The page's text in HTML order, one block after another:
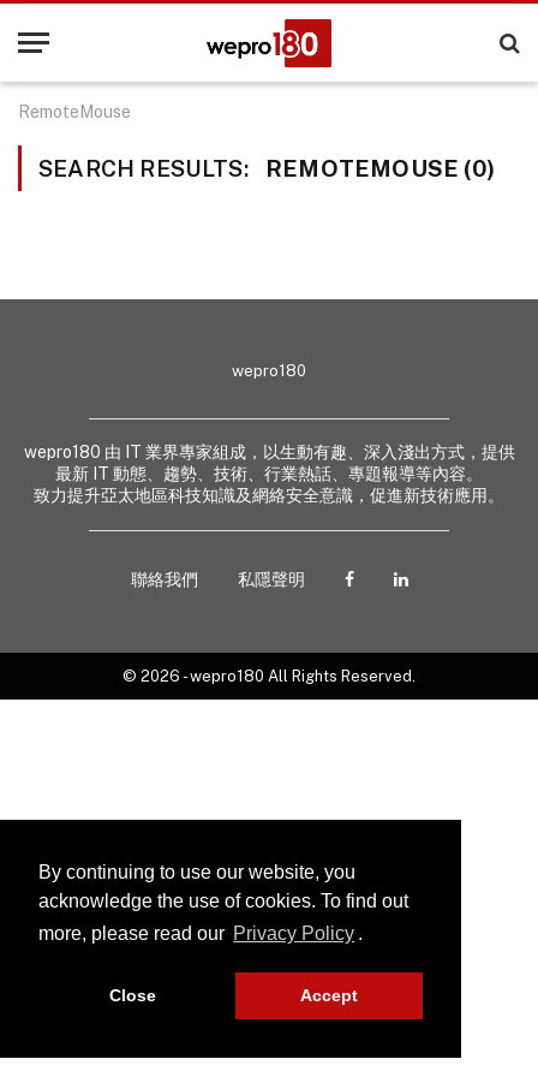
By continuing to use our website, you
acknowledge the use of cookies. To find out
more, please read our Privacy Policy .
Close Accept
RemoteMouse
SEARCH RESULTS: REMOTEMOUSE (0)
wepro180
wepro180 由 IT 業界專家組成，以生動有趣、深入淺出方式，提供
最新 IT 動態、趨勢、技術、行業熱話、專題報導等內容。
致力提升亞太地區科技知識及網絡安全意識，促進新技術應用。
聯絡我們 私隱聲明
© 2026 - wepro180 All Rights Reserved.